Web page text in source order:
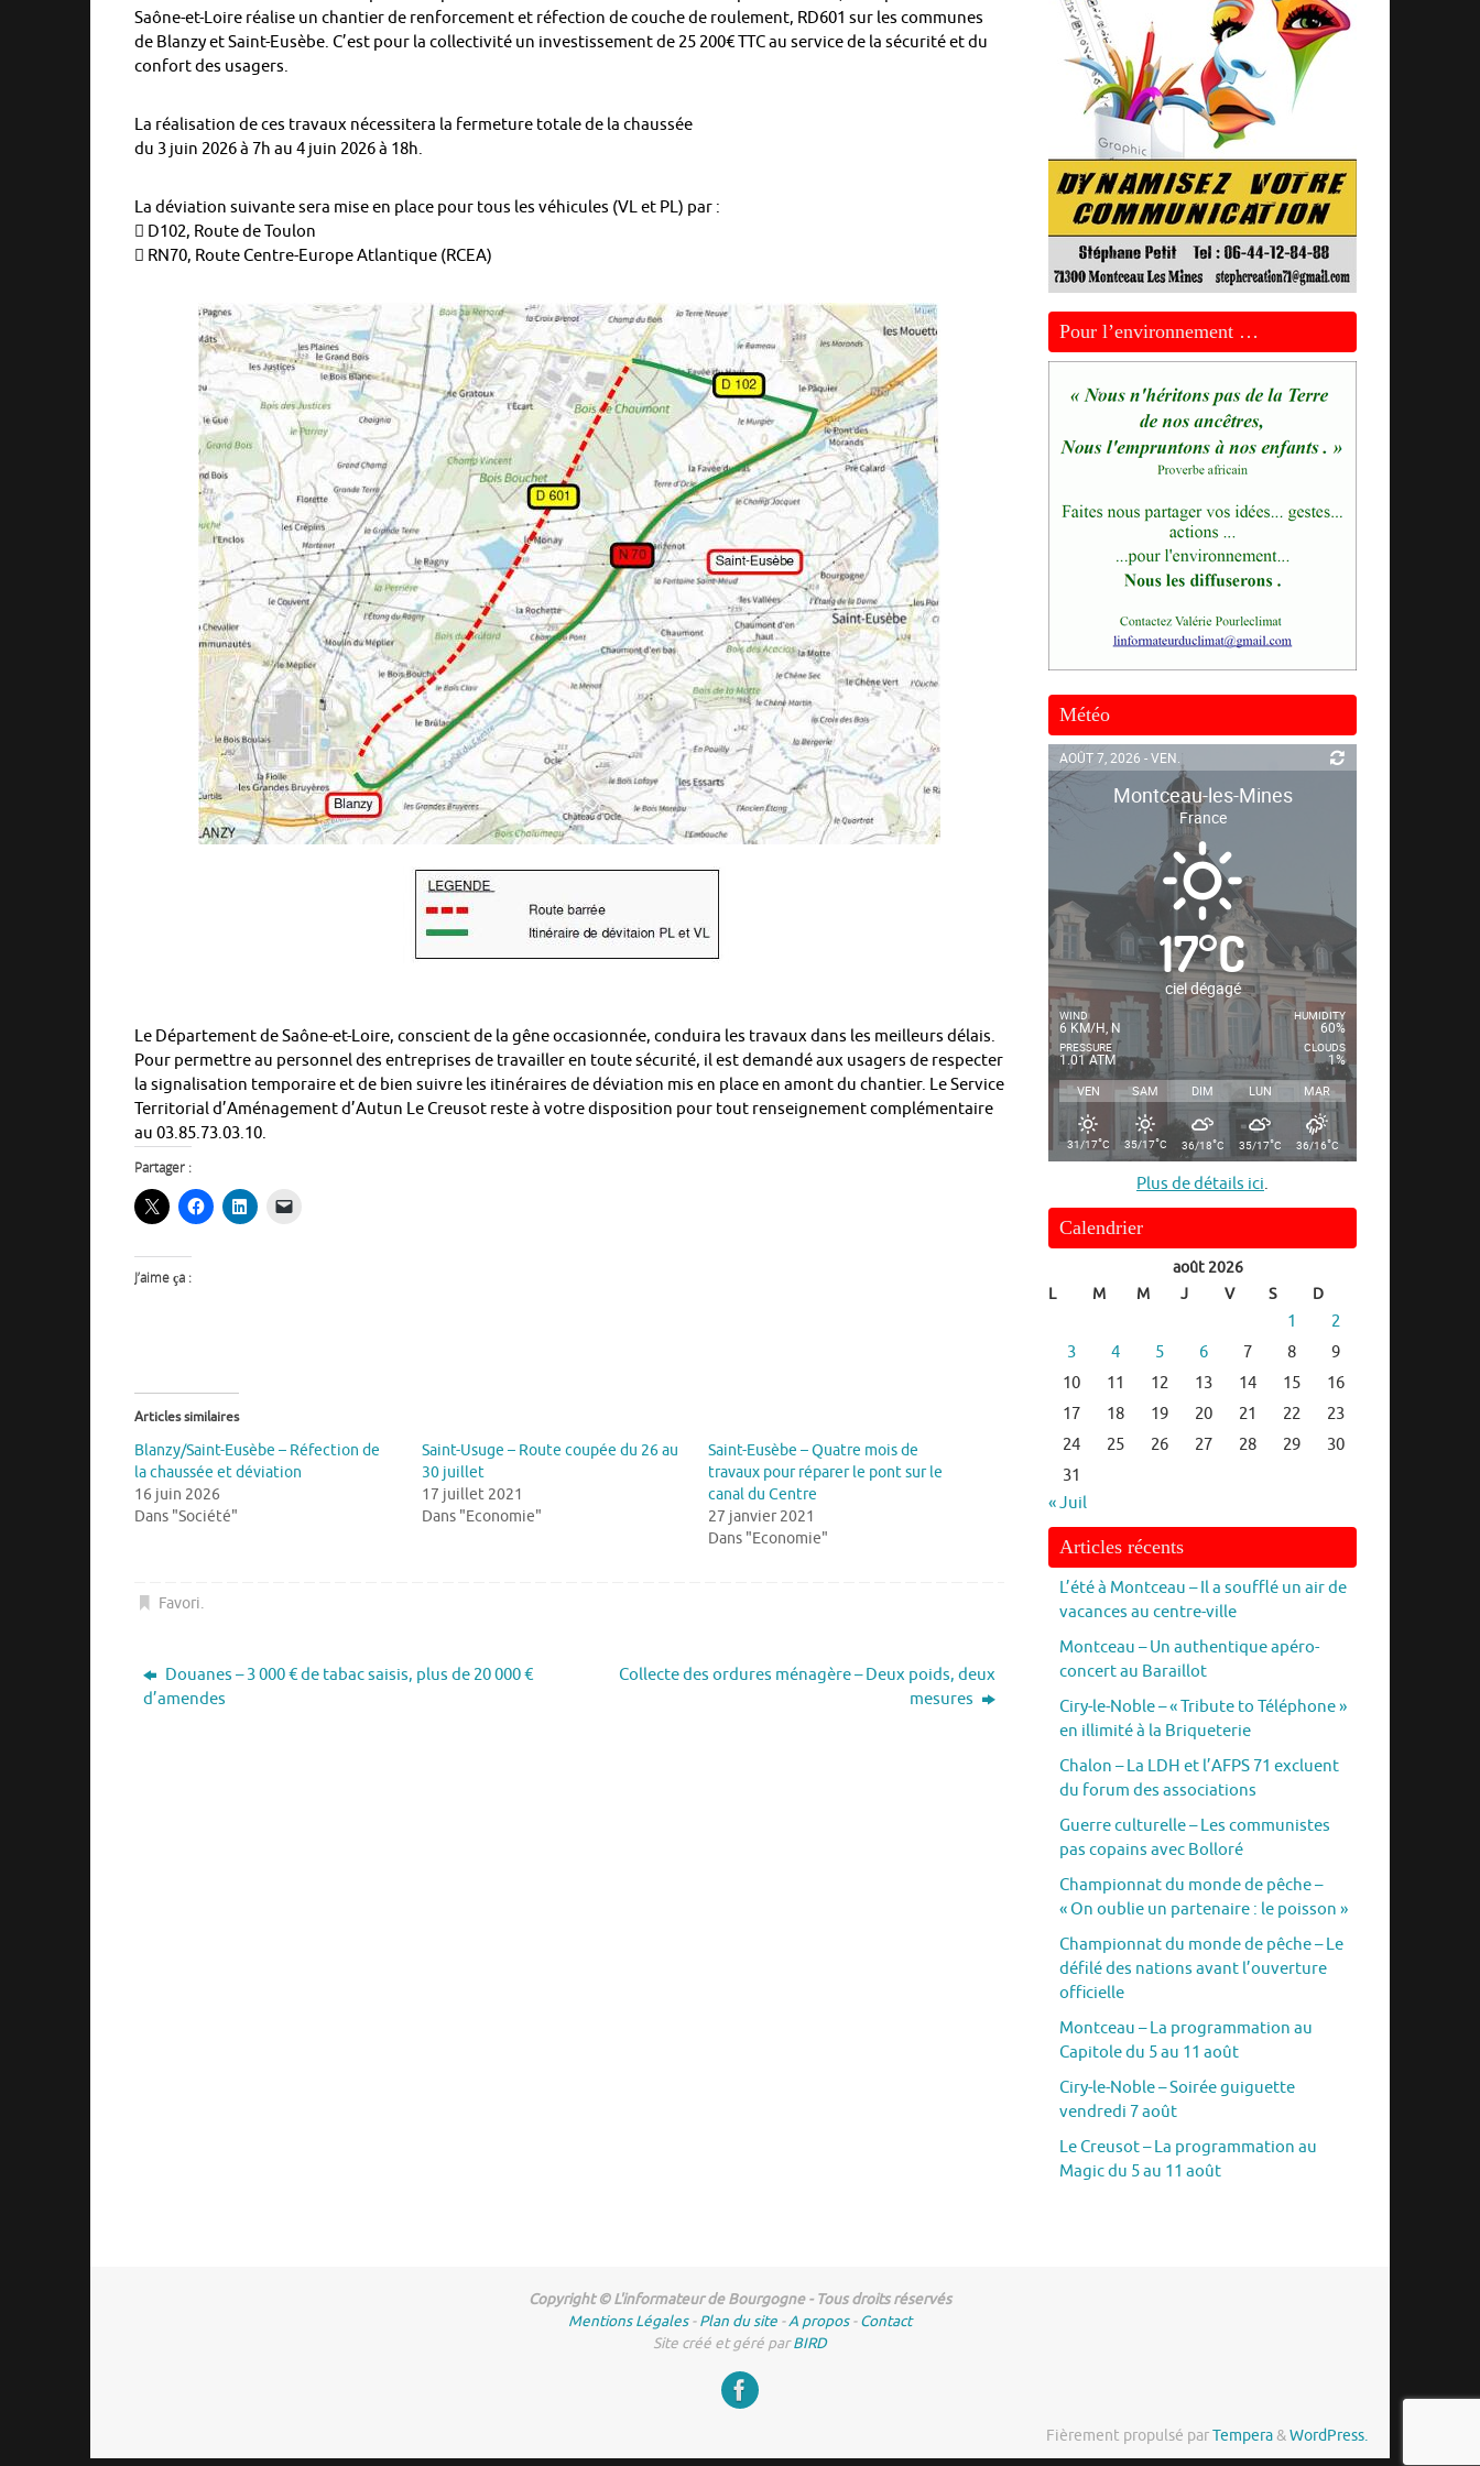
Saône-et-Loire réalise un chantier de renforcement et réfection de couche de roulement, RD601 sur les communes
de Blanzy et Saint-Eusèbe. C’est pour la collectivité un investissement de 25 200€ TTC au service de la sécurité et du
confort des usagers.
La réalisation de ces travaux nécessitera la fermeture totale de la chaussée
du 3 juin 2026 à 7h au 4 juin 2026 à 18h.
La déviation suivante sera mise en place pour tous les véhicules (VL et PL) par :
 D102, Route de Toulon
 RN70, Route Centre-Europe Atlantique (RCEA)
Le Département de Saône-et-Loire, conscient de la gêne occasionnée, conduira les travaux dans les meilleurs délais.
Pour permettre au personnel des entreprises de travailler en toute sécurité, il est demandé aux usagers de respecter
la signalisation temporaire et de bien suivre les itinéraires de déviation mis en place en amont du chantier. Le Service
Territorial d’Aménagement d’Autun Le Creusot reste à votre disposition pour tout renseignement complémentaire
au 03.85.73.03.10.
Partager :
J’aime ça :
Articles similaires
Blanzy/Saint-Eusèbe – Réfection de
la chaussée et déviation
16 juin 2026
Dans "Société"
Saint-Usuge – Route coupée du 26 au
30 juillet
17 juillet 2021
Dans "Economie"
Saint-Eusèbe – Quatre mois de
travaux pour réparer le pont sur le
canal du Centre
27 janvier 2021
Dans "Economie"
Favori.
Douanes – 3 000 € de tabac saisis, plus de 20 000 €
d’amendes
Collecte des ordures ménagère – Deux poids, deux
mesures
Pour l’environnement …
Météo
AOÛT 7, 2026 - VEN.
Montceau-les-Mines
France
17°C
ciel dégagé
WIND
6 KM/H, N
PRESSURE
1.01 ATM
HUMIDITY
60%
CLOUDS
1%
VEN SAM DIM LUN MAR
31/17°C 35/17°C 36/18°C 35/17°C 36/16°C
Plus de détails ici.
Calendrier
août 2026
L
M M J V S D
1
2
3
4 5 6 7 8
9
10
11 12 13 14 15
16
17
18 19 20 21 22
23
24
25 26 27 28 29
30
31
« Juil
Articles récents
L’été à Montceau – Il a soufflé un air de
vacances au centre-ville
Montceau – Un authentique apéro-
concert au Baraillot
Ciry-le-Noble – « Tribute to Téléphone »
en illimité à la Briqueterie
Chalon – La LDH et l’AFPS 71 excluent
du forum des associations
Guerre culturelle – Les communistes
pas copains avec Bolloré
Championnat du monde de pêche –
« On oublie un partenaire : le poisson »
Championnat du monde de pêche – Le
défilé des nations avant l’ouverture
officielle
Montceau – La programmation au
Capitole du 5 au 11 août
Ciry-le-Noble – Soirée guiguette
vendredi 7 août
Le Creusot – La programmation au
Magic du 5 au 11 août
Copyright © L'informateur de Bourgogne - Tous droits réservés
Mentions Légales-Plan du site -A propos-Contact
Site créé et géré parBIRD
Fièrement propulsé parTempera&WordPress.